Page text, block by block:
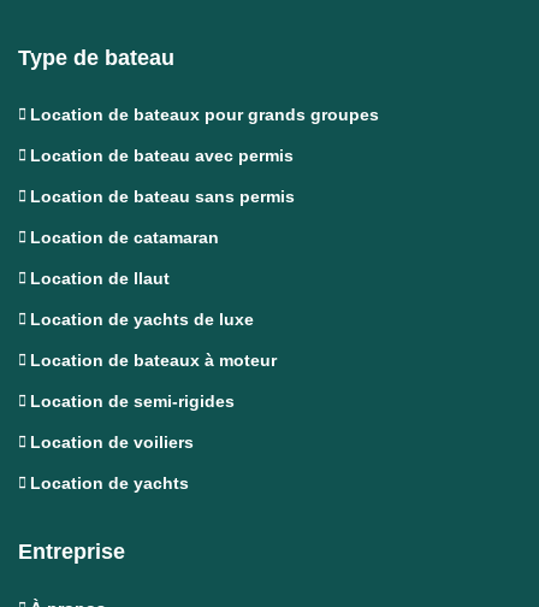
Type de bateau
Location de bateaux pour grands groupes
Location de bateau avec permis
Location de bateau sans permis
Location de catamaran
Location de llaut
Location de yachts de luxe
Location de bateaux à moteur
Location de semi-rigides
Location de voiliers
Location de yachts
Entreprise